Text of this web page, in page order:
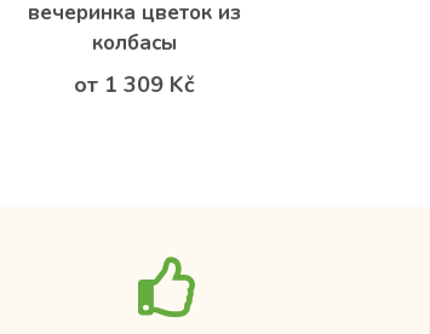
вечеринка цветок из
колбасы
от 1 309 Kč